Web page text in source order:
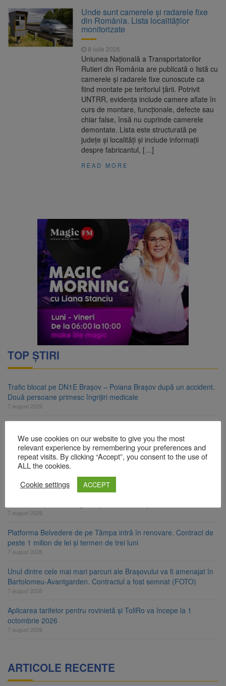
Piața Star din Brașov au fost demolate
7 august 2026
Platforma Belvedere de pe
Tâmpa intră în renovare. Contract de peste 1
milion de lei și termen de trei luni
Unul dintre cele mai mari
parcuri ale Brașovului va fi amenajat în
Bartolomeu-Avantgarden. Contractul a fost
Trafic blocat pe DN1E Brașov
– Poiana Brașov după un accident. Două
persoane primesc îngrijiri medicale
Unde sunt camerele și radarele fixe
din România. Lista localităților
monitorizate
8 iulie 2026
Uniunea Națională a Transportatorilor
Rutieri din România are publicată o listă cu
camerele și radarele fixe cunoscute ca
fiind montate pe teritoriul țării. Potrivit
UNTRR, evidența include camere aflate în
curs de montare, funcționale, defecte sau
chiar false, însă nu cuprinde camerele
demontate. Lista este structurată pe
județe și localități și include informații
despre fabricantul, […]
READ MORE
TOP ȘTIRI
Trafic blocat pe DN1E Brașov – Poiana Brașov după un accident.
Două persoane primesc îngrijiri medicale
7 august 2026
Brașov după plata prejudiciului
7 august 2026
Primăria Brașov amenință cu sistarea plăților către Brai-Cata și
Comprest. Motivul: platforme de gunoi neigienizate
7 august 2026
7 august 2026
Platforma Belvedere de pe Tâmpa intră în renovare. Contract de
peste 1 milion de lei și termen de trei luni
7 august 2026
Unul dintre cele mai mari parcuri ale Brașovului va fi amenajat în
Bartolomeu-Avantgarden. Contractul a fost semnat (FOTO)
7 august 2026
Aplicarea tarifelor pentru rovinietă și TollRo va începe la 1
octombrie 2026
7 august 2026
ARTICOLE RECENTE
We use cookies on our website to give you the most
relevant experience by remembering your preferences and
repeat visits. By clicking “Accept”, you consent to the use of
ALL the cookies.
Cookie settings
ACCEPT